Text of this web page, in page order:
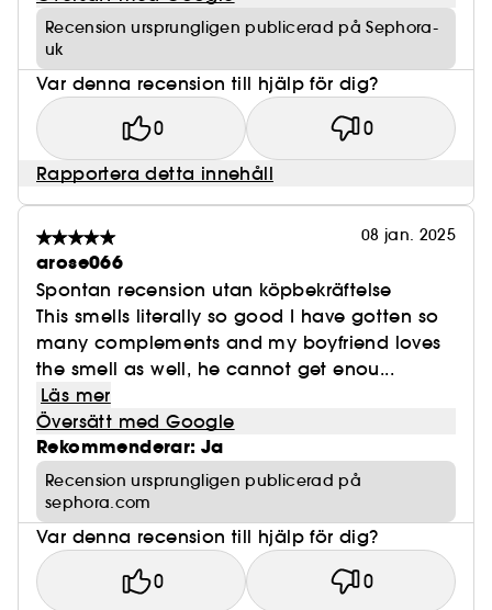
Recension ursprungligen publicerad på Sephora-
uk
Var denna recension till hjälp för dig?
0 0
Rapportera detta innehåll
08 jan. 2025
arose066
Spontan recension utan köpbekräftelse
This smells literally so good I have gotten so
many complements and my boyfriend loves
the smell as well, he cannot get enou...
Läs mer
Översätt med Google
Rekommenderar: Ja
Recension ursprungligen publicerad på
sephora.com
Var denna recension till hjälp för dig?
0 0